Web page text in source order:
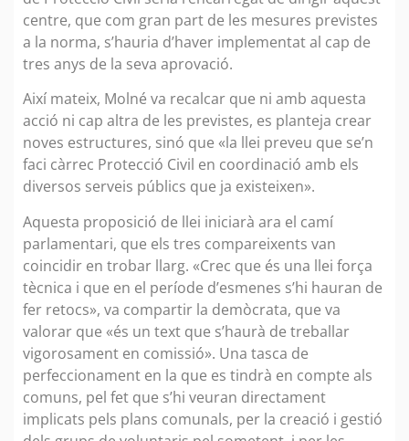
centre, que com gran part de les mesures previstes
a la norma, s’hauria d’haver implementat al cap de
tres anys de la seva aprovació.
Així mateix, Molné va recalcar que ni amb aquesta
acció ni cap altra de les previstes, es planteja crear
noves estructures, sinó que «la llei preveu que se’n
faci càrrec Protecció Civil en coordinació amb els
diversos serveis públics que ja existeixen».
Aquesta proposició de llei iniciarà ara el camí
parlamentari, que els tres compareixents van
coincidir en trobar llarg. «Crec que és una llei força
tècnica i que en el període d’esmenes s’hi hauran de
fer retocs», va compartir la demòcrata, que va
valorar que «és un text que s’haurà de treballar
vigorosament en comissió». Una tasca de
perfeccionament en la que es tindrà en compte als
comuns, pel fet que s’hi veuran directament
implicats pels plans comunals, per la creació i gestió